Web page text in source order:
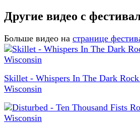
Другие видео с
Больше видео на странице
Skillet - Whispers In The Dark
Wisconsin